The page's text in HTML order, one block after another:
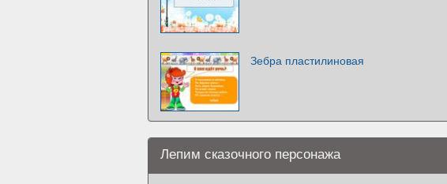
Зебра пластилиновая
Лепим сказочного персонажа